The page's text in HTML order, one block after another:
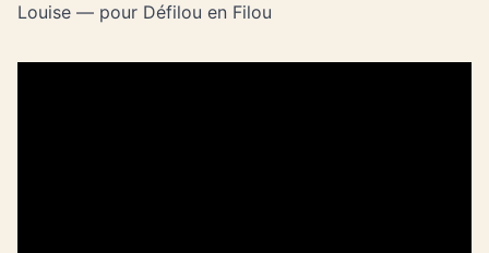
Louise — pour Défilou en Filou